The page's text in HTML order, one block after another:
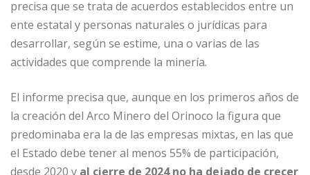
precisa que se trata de acuerdos establecidos entre un
ente estatal y personas naturales o jurídicas para
desarrollar, según se estime, una o varias de las
actividades que comprende la minería.
El informe precisa que, aunque en los primeros años de
la creación del Arco Minero del Orinoco la figura que
predominaba era la de las empresas mixtas, en las que
el Estado debe tener al menos 55% de participación,
desde 2020 y al cierre de 2024 no ha dejado de crecer